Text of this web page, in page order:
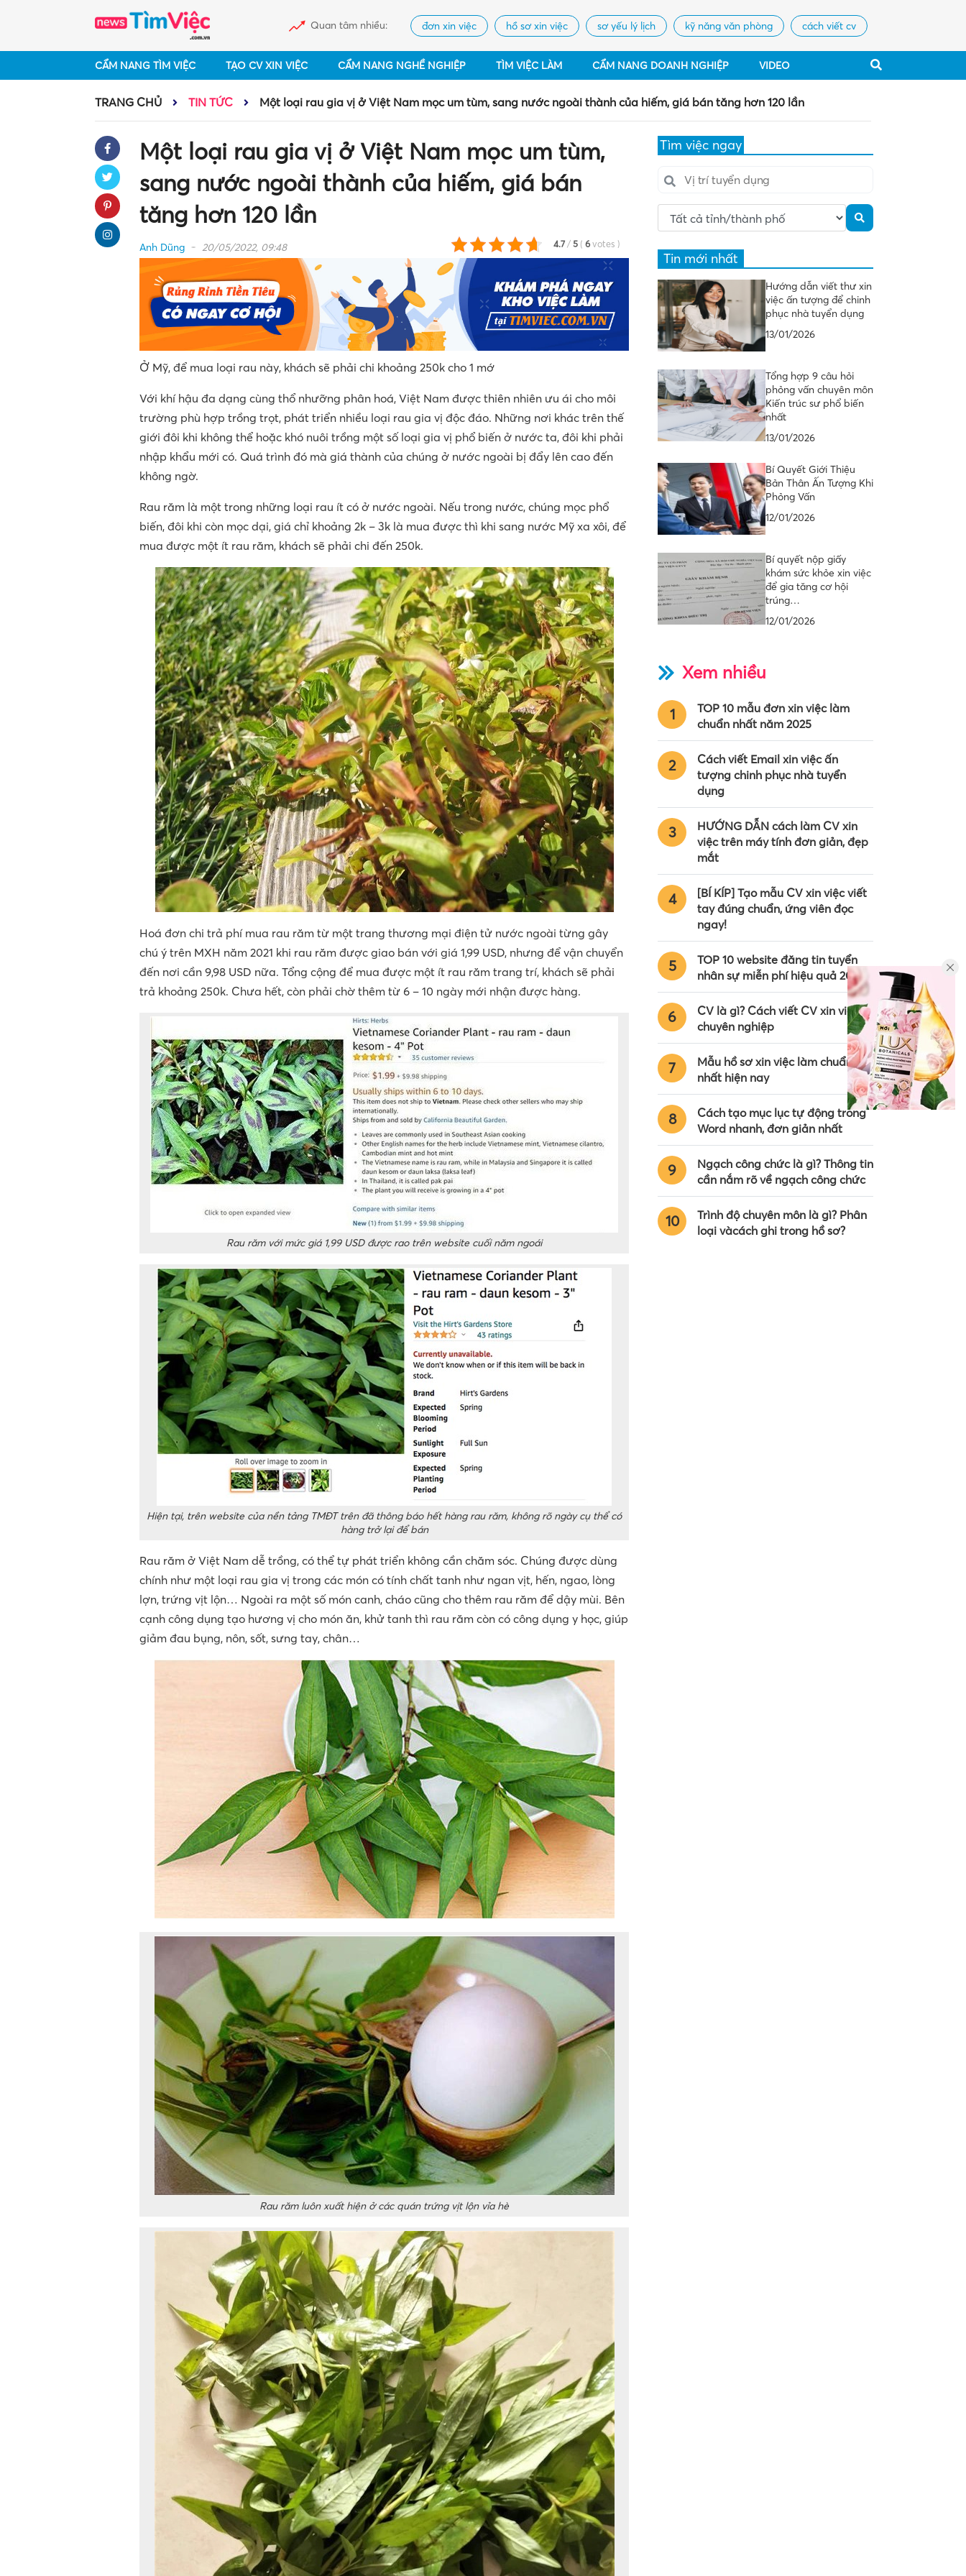
Quan tâm nhiều: đơn xin việc hồ sơ xin việc sơ yếu lý lịch kỹ năng văn phòng cách viết cv
CẨM NANG TÌM VIỆC TẠO CV XIN VIỆC CẨM NANG NGHỀ NGHIỆP TÌM VIỆC LÀM CẨM NANG DOANH NGHIỆP VIDEO
TRANG CHỦ TIN TỨC Một loại rau gia vị ở Việt Nam mọc um tùm, sang nước ngoài thành của hiếm, giá bán tăng hơn 120 lần
Một loại rau gia vị ở Việt Nam mọc um tùm,
sang nước ngoài thành của hiếm, giá bán
tăng hơn 120 lần
4.7 / 5 ( 6 votes )
Anh Dũng 20/05/2022, 09:48
Ở Mỹ, để mua loại rau này, khách sẽ phải chi khoảng 250k cho 1 mớ
Với khí hậu đa dạng cùng thổ nhưỡng phân hoá, Việt Nam được thiên nhiên ưu ái cho môi
trường phù hợp trồng trọt, phát triển nhiều loại rau gia vị độc đáo. Những nơi khác trên thế
giới đôi khi không thể hoặc khó nuôi trồng một số loại gia vị phổ biến ở nước ta, đôi khi phải
nhập khẩu mới có. Quá trình đó mà giá thành của chúng ở nước ngoài bị đẩy lên cao đến
không ngờ.
Rau răm là một trong những loại rau ít có ở nước ngoài. Nếu trong nước, chúng mọc phổ
biến, đôi khi còn mọc dại, giá chỉ khoảng 2k – 3k là mua được thì khi sang nước Mỹ xa xôi, để
mua được một ít rau răm, khách sẽ phải chi đến 250k.
Hoá đơn chi trả phí mua rau răm từ một trang thương mại điện tử nước ngoài từng gây
chú ý trên MXH năm 2021 khi rau răm được giao bán với giá 1,99 USD, nhưng để vận chuyển
đến nơi cần 9,98 USD nữa. Tổng cộng để mua được một ít rau răm trang trí, khách sẽ phải
trả khoảng 250k. Chưa hết, còn phải chờ thêm từ 6 – 10 ngày mới nhận được hàng.
Rau răm với mức giá 1,99 USD được rao trên website cuối năm ngoái
Hiện tại, trên website của nền tảng TMĐT trên đã thông báo hết hàng rau răm, không rõ ngày cụ thể có
hàng trở lại để bán
Rau răm ở Việt Nam dễ trồng, có thể tự phát triển không cần chăm sóc. Chúng được dùng
chính như một loại rau gia vị trong các món có tính chất tanh như ngan vịt, hến, ngao, lòng
lợn, trứng vịt lộn… Ngoài ra một số món canh, cháo cũng cho thêm rau răm để dậy mùi. Bên
cạnh công dụng tạo hương vị cho món ăn, khử tanh thì rau răm còn có công dụng y học, giúp
giảm đau bụng, nôn, sốt, sưng tay, chân…
Rau răm luôn xuất hiện ở các quán trứng vịt lộn vỉa hè
Tìm việc ngay
Tin mới nhất
Hướng dẫn viết thư xin
việc ấn tượng để chinh
phục nhà tuyển dụng
13/01/2026
Tổng hợp 9 câu hỏi
phỏng vấn chuyên môn
Kiến trúc sư phổ biến
nhất
13/01/2026
Bí Quyết Giới Thiệu
Bản Thân Ấn Tượng Khi
Phỏng Vấn
12/01/2026
Bí quyết nộp giấy
khám sức khỏe xin việc
để gia tăng cơ hội
trúng…
12/01/2026
Xem nhiều
1
TOP 10 mẫu đơn xin việc làm
chuẩn nhất năm 2025
2
Cách viết Email xin việc ấn
tượng chinh phục nhà tuyển
dụng
3
HƯỚNG DẪN cách làm CV xin
việc trên máy tính đơn giản, đẹp
mắt
4
[BÍ KÍP] Tạo mẫu CV xin việc viết
tay đúng chuẩn, ứng viên đọc
ngay!
5
TOP 10 website đăng tin tuyển
nhân sự miễn phí hiệu quả 2024
6
CV là gì? Cách viết CV xin việc
chuyên nghiệp
7
Mẫu hồ sơ xin việc làm chuẩn
nhất hiện nay
8
Cách tạo mục lục tự động trong
Word nhanh, đơn giản nhất
9
Ngạch công chức là gì? Thông tin
cần nắm rõ về ngạch công chức
10
Trình độ chuyên môn là gì? Phân
loại vàcách ghi trong hồ sơ?